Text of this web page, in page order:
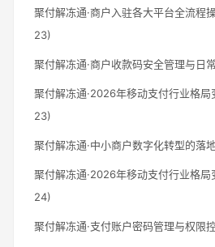
聚付解冻通·商户入驻各大平台全流程
23)
聚付解冻通·商户收款码安全管理与日
聚付解冻通·2026年移动支付行业格
23)
聚付解冻通·中小商户数字化转型的落
聚付解冻通·2026年移动支付行业格
24)
聚付解冻通·支付账户密码管理与权限